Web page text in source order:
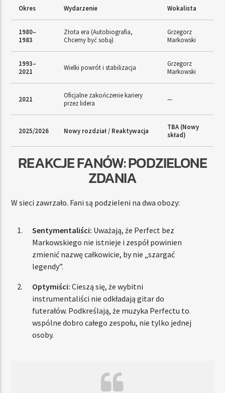
Okres Wydarzenie Wokalista
1980–
1983
Złota era (Autobiografia,
Chcemy być sobą)
Grzegorz
Markowski
1993–
2021
Wielki powrót i stabilizacja
Grzegorz
Markowski
2021
Oficjalne zakończenie kariery
przez lidera
—
2025/2026 Nowy rozdział / Reaktywacja
TBA (Nowy
skład)
REAKCJE FANÓW: PODZIELONE
ZDANIA
W sieci zawrzało. Fani są podzieleni na dwa obozy:
Sentymentaliści: Uważają, że Perfect bez
Markowskiego nie istnieje i zespół powinien
zmienić nazwę całkowicie, by nie „szargać
legendy”.
Optymiści: Cieszą się, że wybitni
instrumentaliści nie odkładają gitar do
futerałów. Podkreślają, że muzyka Perfectu to
wspólne dobro całego zespołu, nie tylko jednej
osoby.